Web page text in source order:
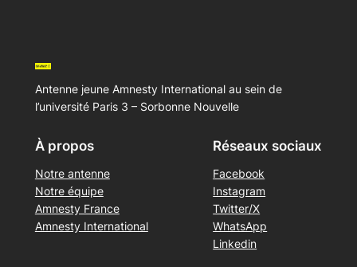
Antenne jeune Amnesty International au sein de
l’université Paris 3 – Sorbonne Nouvelle
À propos
Notre antenne
Notre équipe
Amnesty France
Amnesty International
Réseaux sociaux
Facebook
Instagram
Twitter/X
WhatsApp
Linkedin